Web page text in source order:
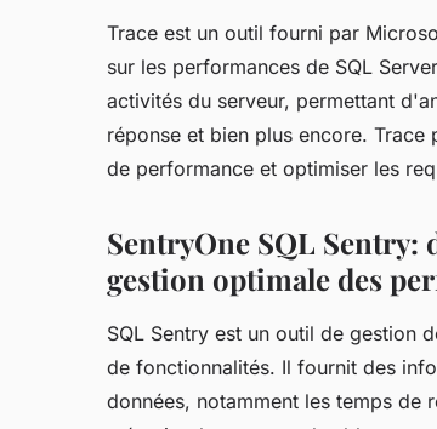
Trace est un outil fourni par
sur les performances de SQL
activités du serveur, permettant
réponse et bien plus encore.
de performance et optimiser les
SentryOne SQL Sentry:
gestion optimale des
SQL Sentry est un outil de gestion
de fonctionnalités. Il fournit des
données, notamment les temps de